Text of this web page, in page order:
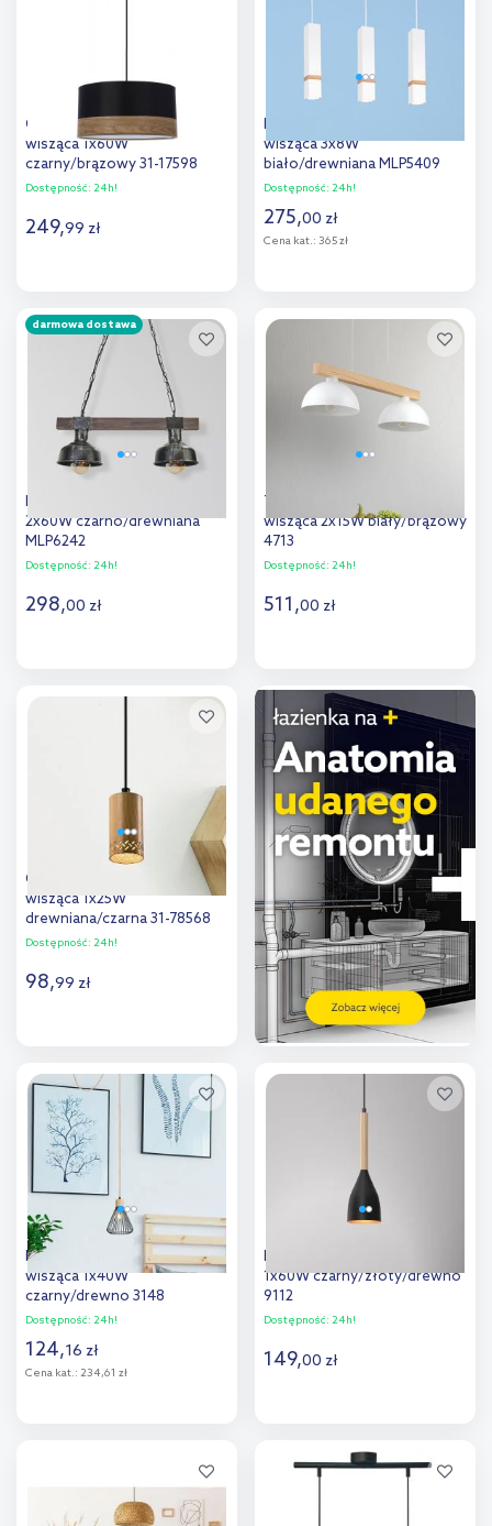
Candellux Porto lampa
wisząca 1x60W
czarny/brązowy 31-17598
Dostępność: 24h!
249,99 zł
Dodaj do
porównania
Milagro Vidar White lampa
wisząca 3x8W
biało/drewniana MLP5409
Dostępność: 24h!
275,00 zł
Cena kat.: 365 zł
porównania
darmowa dostawa
Milagro Faro lampa wisząca
2x60W czarno/drewniana
MLP6242
Dostępność: 24h!
298,00 zł
TK Lighting Oslo lampa
wisząca 2x15W biały/brązowy
4713
Dostępność: 24h!
511,00 zł
Dodaj do
porównania
Candellux Tubo lampa
wisząca 1x25W
drewniana/czarna 31-78568
Dostępność: 24h!
98,99 zł
Dodaj do
porównania
Rabalux Farfalle lampa
wisząca 1x40W
czarny/drewno 3148
Dostępność: 24h!
124,16 zł
Cena kat.: 234,61 zł
porównania
Luminex Muza lampa wisząca
1x60W czarny/złoty/drewno
9112
Dostępność: 24h!
149,00 zł
Dodaj do